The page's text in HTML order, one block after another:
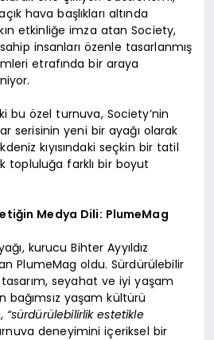
hava başlıkları altında
etkinliğe imza atan Society,
insanları özenle tasarlanmış
etrafında bir araya
bu özel turnuva, Society’nin
serisinin yeni bir ayağı olarak
kıyısındaki seçkin bir tatil
topluluğa farklı bir boyut
Medya Dili: PlumeMag
kurucu Bihter Ayyıldız
PlumeMag oldu. Sürdürülebilir
seyahat ve iyi yaşam
bağımsız yaşam kültürü
“sürdürülebilirlik estetikle
deneyimini içeriksel bir